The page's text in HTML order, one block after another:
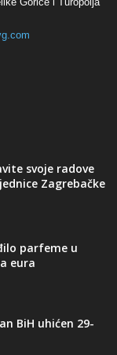
svoje radove
Zagrebačke
parfeme u
eura
BiH uhićen 29-